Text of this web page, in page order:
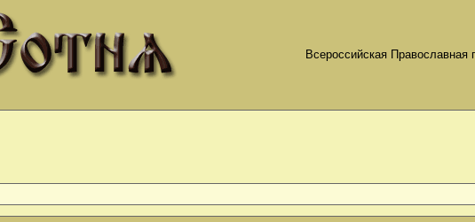
Всероссийская Православная